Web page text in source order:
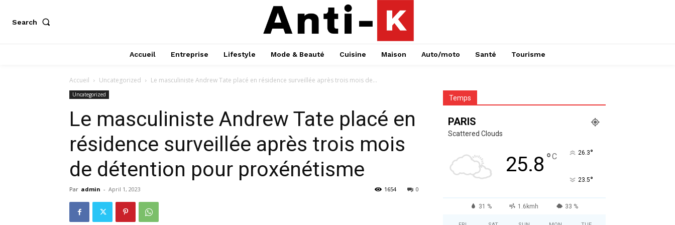
Search
Accueil Entreprise Lifestyle Mode & Beauté Cuisine Maison Auto/moto Santé Tourisme
Accueil Uncategorized Le masculiniste Andrew Tate placé en résidence surveillée après trois mois de...
Uncategorized
Le masculiniste Andrew Tate placé en
résidence surveillée après trois mois
de détention pour proxénétisme
Par admin - April 1, 2023 0
1654
Temps
PARIS
Scattered Clouds
25.8 °C 26.3°
23.5°
31 % 1.6kmh 33 %